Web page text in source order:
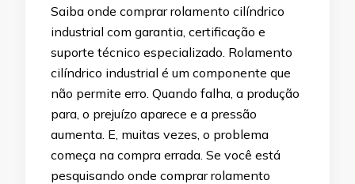
Saiba onde comprar rolamento cilíndrico
industrial com garantia, certificação e
suporte técnico especializado. Rolamento
cilíndrico industrial é um componente que
não permite erro. Quando falha, a produção
para, o prejuízo aparece e a pressão
aumenta. E, muitas vezes, o problema
começa na compra errada. Se você está
pesquisando onde comprar rolamento